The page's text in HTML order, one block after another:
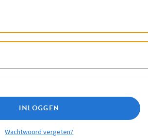
INLOGGEN
Wachtwoord vergeten?